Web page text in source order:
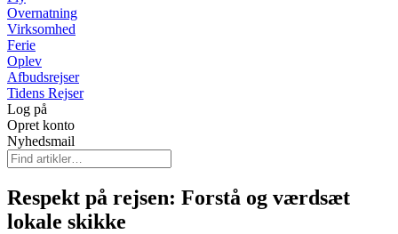
Overnatning
Virksomhed
Ferie
Oplev
Afbudsrejser
Tidens Rejser
Log på
Opret konto
Nyhedsmail
Respekt på rejsen: Forstå og værdsæt
lokale skikke